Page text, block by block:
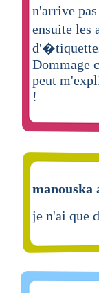
n'arrive
ensuite les
Dommage
peut
!
je n'ai que